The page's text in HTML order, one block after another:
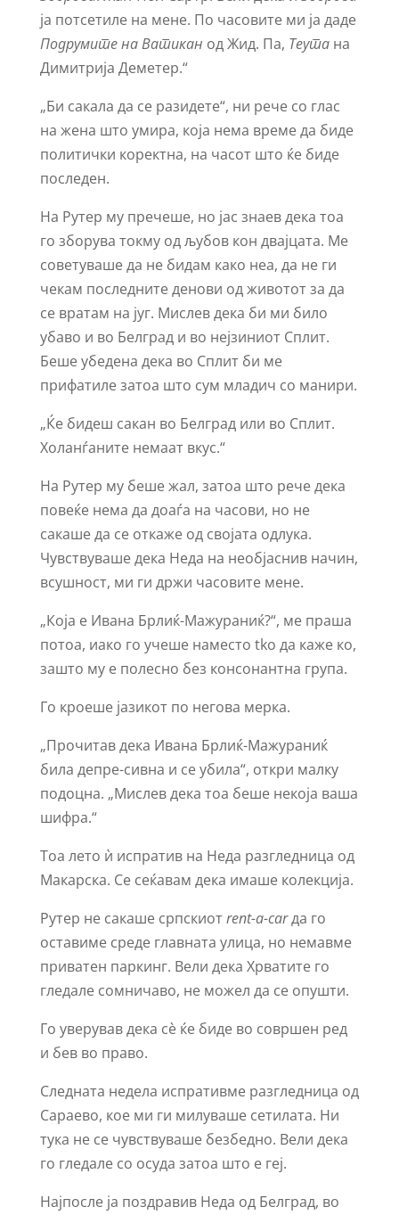
ја потсетиле на мене. По часовите ми ја даде
Подрумите на Ватикан од Жид. Па, Теутана
Димитриjа Деметeр.“
„Би сакала да се разидете“, ни рече со глас
на жена што умира, која нема време да биде
политички коректна, на часот што ќе биде
последен.
На Рутер му пречеше, но јас знаев дека тоа
го зборува токму од љубов кон двајцата. Ме
советуваше да не бидам како неа, да не ги
чекам последните денови од животот за да
се вратам на југ. Мислев дека би ми било
убаво и во Белград и во нејзиниот Сплит.
Беше убедена дека во Сплит би ме
прифатиле затоа што сум младич со манири.
„Ќе бидеш сакан во Белград или во Сплит.
Холанѓаните немаат вкус.“
На Рутер му беше жал, затоа што рече дека
повеќе нема да доаѓа на часови, но не
сакаше да се откаже од својата одлука.
Чувствуваше дека Неда на необјаснив начин,
всушност, ми ги држи часовите мене.
„Која е Ивана Брлиќ-Мажураниќ?“, ме праша
потоа, иако го учеше наместо tko да каже ко,
зашто му е полесно без консонантна група.
Го кроеше јазикот по негова мерка.
„Прочитав дека Ивана Брлиќ-Мажураниќ
била депре-сивна и се убила“, откри малку
подоцна. „Мислев дека тоа беше некоја ваша
шифра.“
Тоа лето ѝ испратив на Неда разгледница од
Макарска. Се сеќавам дека имаше колекција.
Рутер не сакаше српскиотrent-a-carда го
оставиме среде главната улица, но немавме
приватен паркинг. Вели дека Хрватите го
гледале сомничаво, не можел да се опушти.
Го уверував дека сѐ ќе биде во совршен ред
и бев во право.
Следната недела испративме разгледница од
Сараево, кое ми ги милуваше сетилата. Ни
тука не се чувствуваше безбедно. Вели дека
го гледале со осуда затоа што е геј.
Најпосле ја поздравив Неда од Белград, во